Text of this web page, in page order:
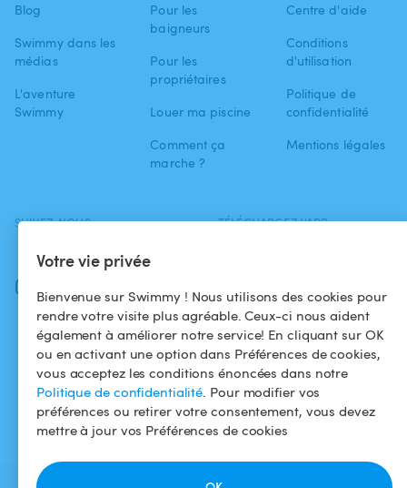
Votre vie privée
Bienvenue sur Swimmy ! Nous utilisons des cookies pour
rendre votre visite plus agréable. Ceux-ci nous aident
également à améliorer notre service! En cliquant sur OK
ou en activant une option dans Préférences de cookies,
vous acceptez les conditions énoncées dans notre
Politique de confidentialité. Pour modifier vos
préférences ou retirer votre consentement, vous devez
mettre à jour vos Préférences de cookies
Blog
Swimmy dans les
médias
L'aventure
Swimmy
Pour les
baigneurs
Pour les
propriétaires
Louer ma piscine
Comment ça
marche ?
Centre d'aide
Conditions
d'utilisation
Politique de
confidentialité
Mentions légales
SUIVEZ-NOUS
Facebook
TÉLÉCHARGEZ L'APP